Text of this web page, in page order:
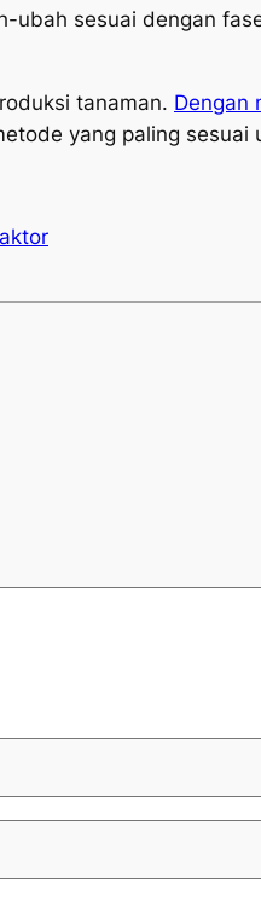
ubah sesuai dengan
tanaman. Dengan
yang paling sesuai